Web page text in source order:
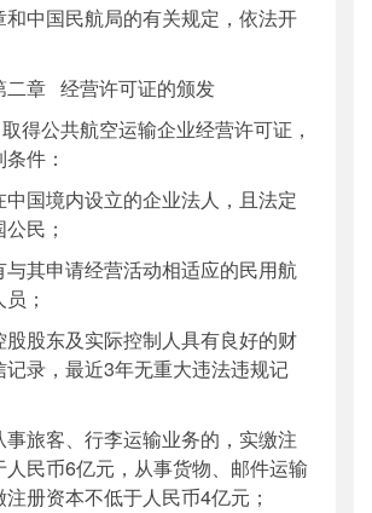
和中国民航局的有关规定，依法开
二章 经营许可证的颁发
得公共航空运输企业经营许可证，
件：
中国境内设立的企业法人，且法定
民；
与其申请经营活动相适应的民用航
；
股股东及实际控制人具有良好的财
记录，最近3年无重大违法违规记
事旅客、行李运输业务的，实缴注
人民币6亿元，从事货物、邮件运输
册资本不低于人民币4亿元；